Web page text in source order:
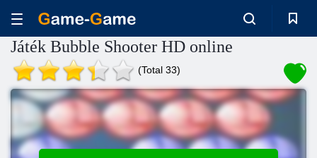
Játék Bubble Shooter HD online
(Total 33)